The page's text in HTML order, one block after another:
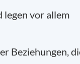
vor allem
Beziehungen,